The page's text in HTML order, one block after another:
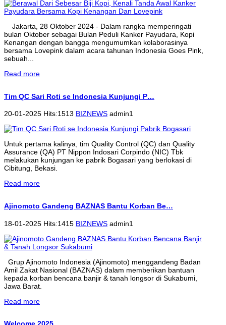
Jakarta, 28 Oktober 2024 - Dalam rangka memperingati
bulan Oktober sebagai Bulan Peduli Kanker Payudara, Kopi
Kenangan dengan bangga mengumumkan kolaborasinya
bersama Lovepink dalam acara tahunan Indonesia Goes Pink,
sebuah...
Read more
Tim QC Sari Roti se Indonesia Kunjungi P…
20-01-2025 Hits:1513 BIZNEWS admin1
Untuk pertama kalinya, tim Quality Control (QC) dan Quality
Assurance (QA) PT Nippon Indosari Corpindo (NIC) Tbk
melakukan kunjungan ke pabrik Bogasari yang berlokasi di
Cibitung, Bekasi.
Read more
Ajinomoto Gandeng BAZNAS Bantu Korban Be…
18-01-2025 Hits:1415 BIZNEWS admin1
Grup Ajinomoto Indonesia (Ajinomoto) menggandeng Badan
Amil Zakat Nasional (BAZNAS) dalam memberikan bantuan
kepada korban bencana banjir & tanah longsor di Sukabumi,
Jawa Barat.
Read more